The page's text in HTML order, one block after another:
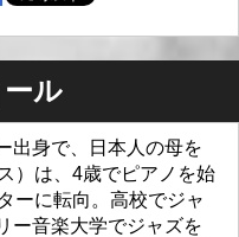
ル
出身で、日本人の母を
）は、4歳でピアノを始
ーに転向。高校でジャ
ー音楽大学でジャズを